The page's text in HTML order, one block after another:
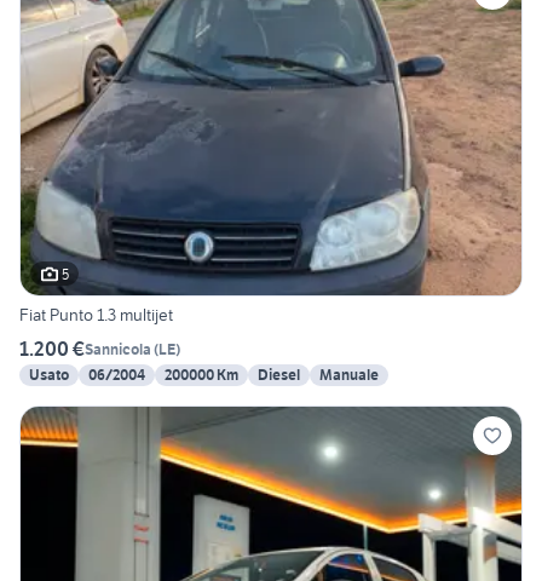
5
Fiat Punto 1.3 multijet
1.200 €Sannicola (LE)
Usato
06/2004 200000 Km Diesel Manuale